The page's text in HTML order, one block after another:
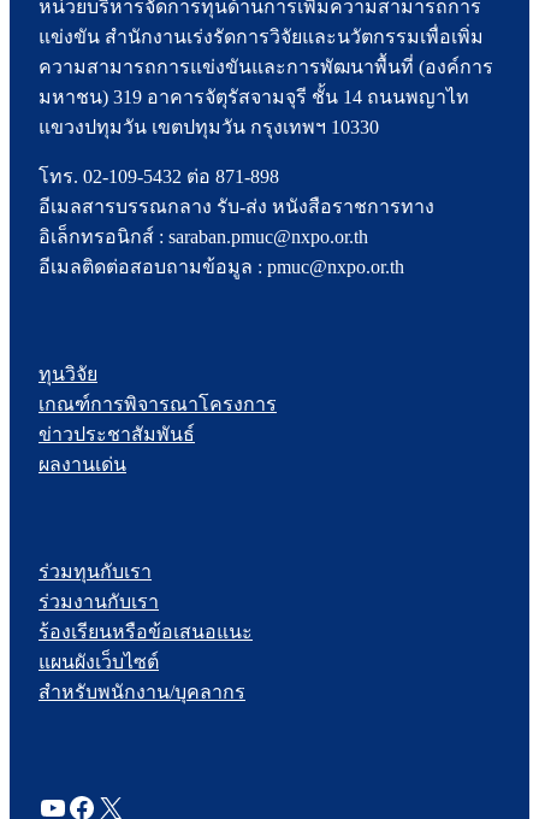
หน่วยบริหารจัดการทุนด้านการเพิ่มความสามารถการ
แข่งขัน สำนักงานเร่งรัดการวิจัยและนวัตกรรมเพื่อเพิ่ม
ความสามารถการแข่งขันและการพัฒนาพื้นที่ (องค์การ
มหาชน) 319 อาคารจัตุรัสจามจุรี ชั้น 14 ถนนพญาไท
แขวงปทุมวัน เขตปทุมวัน กรุงเทพฯ 10330
โทร. 02-109-5432 ต่อ 871-898
อีเมลสารบรรณกลาง รับ-ส่ง หนังสือราชการทาง
อิเล็กทรอนิกส์ : saraban.pmuc@nxpo.or.th
อีเมลติดต่อสอบถามข้อมูล : pmuc@nxpo.or.th
ทุนวิจัย
เกณฑ์การพิจารณาโครงการ
ข่าวประชาสัมพันธ์
ผลงานเด่น
ร่วมทุนกับเรา
ร่วมงานกับเรา
ร้องเรียนหรือข้อเสนอแนะ
แผนผังเว็บไซต์
สำหรับพนักงาน/บุคลากร
YouTube
Facebook
X